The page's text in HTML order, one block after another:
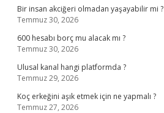
Bir insan akciğeri olmadan yaşayabilir mi ?
Temmuz 30, 2026
600 hesabı borç mu alacak mı ?
Temmuz 30, 2026
Ulusal kanal hangi platformda ?
Temmuz 29, 2026
Koç erkeğini aşık etmek için ne yapmalı ?
Temmuz 27, 2026